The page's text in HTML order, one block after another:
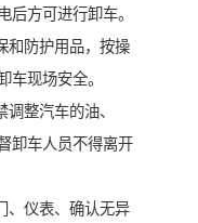
方可进行卸车。
防护用品，按操
车现场安全。
整汽车的油、
卸车人员不得离开
仪表、确认无异